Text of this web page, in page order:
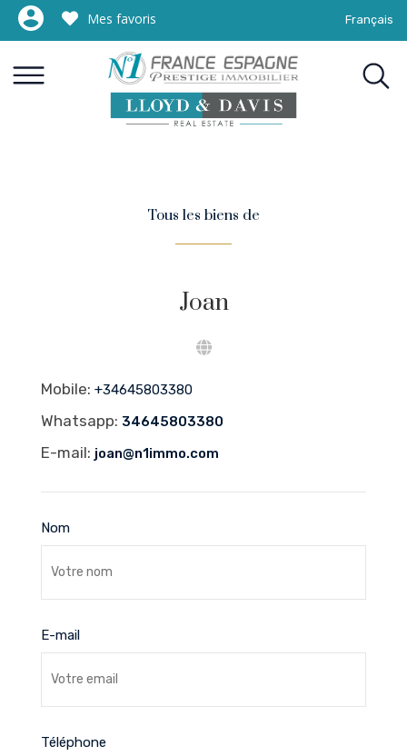
Mes favoris Français
Tous les biens de
Joan
Mobile: +34645803380
Whatsapp: 34645803380
E-mail: joan@n1immo.com
Nom
E-mail
Téléphone